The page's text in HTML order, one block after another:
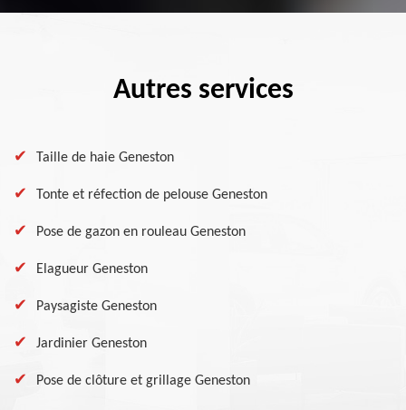
Autres services
Taille de haie Geneston
Tonte et réfection de pelouse Geneston
Pose de gazon en rouleau Geneston
Elagueur Geneston
Paysagiste Geneston
Jardinier Geneston
Pose de clôture et grillage Geneston